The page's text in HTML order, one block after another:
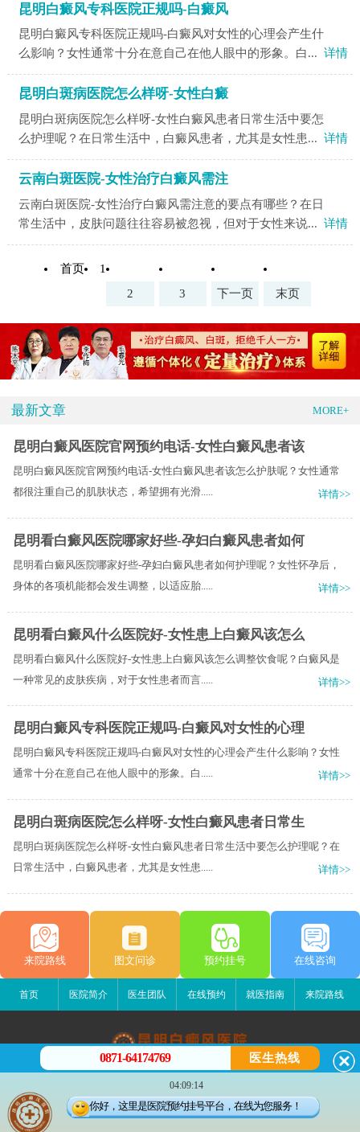
昆明白癜风专科医院正规吗-白癜风
昆明白癜风专科医院正规吗-白癜风对女性的心理会产生什
么影响？女性通常十分在意自己在他人眼中的形象。白... 详情
昆明白斑病医院怎么样呀-女性白癜
昆明白斑病医院怎么样呀-女性白癜风患者日常生活中要怎
么护理呢？在日常生活中，白癜风患者，尤其是女性患... 详情
云南白斑医院-女性治疗白癜风需注
云南白斑医院-女性治疗白癜风需注意的要点有哪些？在日
常生活中，皮肤问题往往容易被忽视，但对于女性来说... 详情
首页
1
2
3 下一页 末页
最新文章 MORE+
昆明白癜风医院官网预约电话-女性白癜风患者该
昆明白癜风医院官网预约电话-女性白癜风患者该怎么护肤呢？女性通常
都很注重自己的肌肤状态，希望拥有光滑.....
详情>>
昆明看白癜风医院哪家好些-孕妇白癜风患者如何
昆明看白癜风医院哪家好些-孕妇白癜风患者如何护理呢？女性怀孕后，
身体的各项机能都会发生调整，以适应胎.....
详情>>
昆明看白癜风什么医院好-女性患上白癜风该怎么
昆明看白癜风什么医院好-女性患上白癜风该怎么调整饮食呢？白癜风是
一种常见的皮肤疾病，对于女性患者而言.....
详情>>
昆明白癜风专科医院正规吗-白癜风对女性的心理
昆明白癜风专科医院正规吗-白癜风对女性的心理会产生什么影响？女性
通常十分在意自己在他人眼中的形象。白.....
详情>>
昆明白斑病医院怎么样呀-女性白癜风患者日常生
昆明白斑病医院怎么样呀-女性白癜风患者日常生活中要怎么护理呢？在
日常生活中，白癜风患者，尤其是女性患.....
详情>>
来院路线 图文问诊 预约挂号 在线咨询
首页 医院简介 医生团队 在线预约 就医指南 来院路线
昆明白癜风医院
昆明市五华区护国路2号
版权所有：昆明白癜风医院
联系电话：0871-64174769
0871-64174769 医生热线
04:09:14
你好，这里是医院预约挂号平台，在线为您服务！